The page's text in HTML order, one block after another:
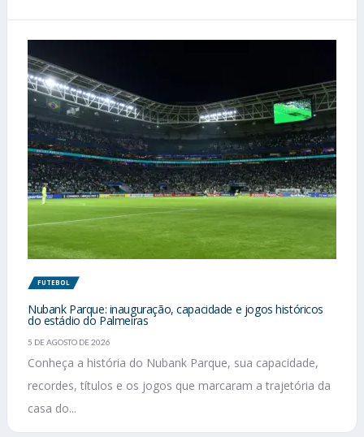
FUTEBOL
Nubank Parque: inauguração, capacidade e jogos históricos
do estádio do Palmeiras
5 DE AGOSTO DE 2026
Conheça a história do Nubank Parque, sua capacidade,
recordes, títulos e os jogos que marcaram a trajetória da
casa do...